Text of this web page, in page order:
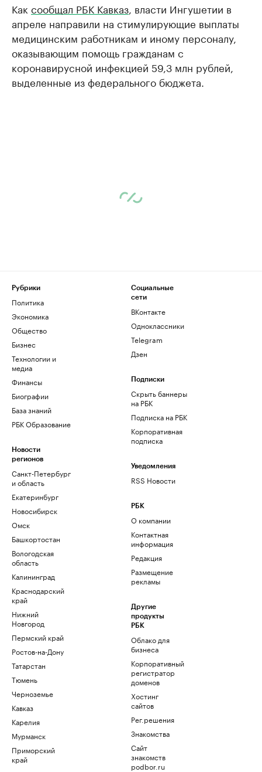
Как сообщал РБК Кавказ , власти Ингушетии в
апреле направили на стимулирующие выплаты
медицинским работникам и иному персоналу,
оказывающим помощь гражданам с
коронавирусной инфекцией 59,3 млн рублей,
выделенные из федерального бюджета.
Рубрики
Политика
Экономика
Общество
Бизнес
Технологии и
медиа
Финансы
Биографии
База знаний
РБК Образование
Новости
регионов
Санкт-Петербург
и область
Екатеринбург
Новосибирск
Омск
Башкортостан
Вологодская
область
Калининград
Краснодарский
край
Нижний
Новгород
Пермский край
Ростов-на-Дону
Татарстан
Тюмень
Черноземье
Кавказ
Карелия
Мурманск
Приморский
край
Социальные
сети
ВКонтакте
Одноклассники
Telegram
Дзен
Подписки
Скрыть баннеры
на РБК
Подписка на РБК
Корпоративная
подписка
Уведомления
RSS Новости
РБК
О компании
Контактная
информация
Редакция
Размещение
рекламы
Другие
продукты
РБК
Облако для
бизнеса
Корпоративный
регистратор
доменов
Хостинг
сайтов
Рег.решения
Знакомства
Сайт
знакомств
podbor.ru